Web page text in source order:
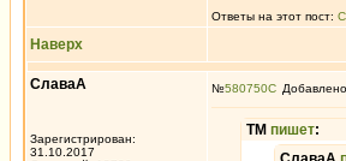
Ответы на этот пост:
Наверх
СлаваА
Зарегистрирован:
31.10.2017
№580750
ТМ пишет: